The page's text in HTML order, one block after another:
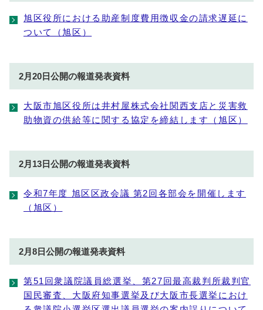
旭区役所における助産制度費用徴収金の請求遅延に
ついて（旭区）
2月20日公開の報道発表資料
大阪市旭区役所は井村屋株式会社関西支店と災害救
助物資の供給等に関する協定を締結します（旭区）
2月13日公開の報道発表資料
令和7年度 旭区区政会議 第2回各部会を開催します
（旭区）
2月8日公開の報道発表資料
第51回衆議院議員総選挙、第27回最高裁判所裁判官
国民審査、大阪府知事選挙及び大阪市長選挙におけ